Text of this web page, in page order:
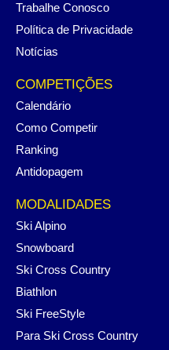
Trabalhe Conosco
Política de Privacidade
Notícias
COMPETIÇÕES
Calendário
Como Competir
Ranking
Antidopagem
MODALIDADES
Ski Alpino
Snowboard
Ski Cross Country
Biathlon
Ski FreeStyle
Para Ski Cross Country